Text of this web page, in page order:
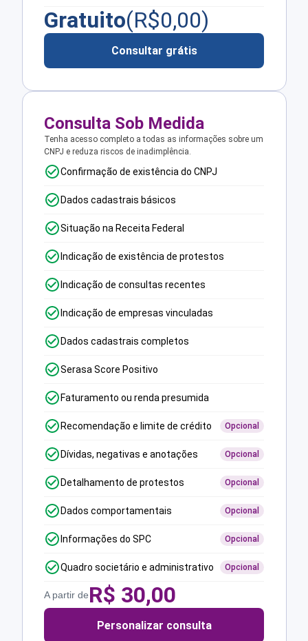
Gratuito(R$0,00)
Consultar grátis
Consulta Sob Medida
Tenha acesso completo a todas as informações sobre um
CNPJ e reduza riscos de inadimplência.
Confirmação de existência do CNPJ
Dados cadastrais básicos
Situação na Receita Federal
Indicação de existência de protestos
Indicação de consultas recentes
Indicação de empresas vinculadas
Dados cadastrais completos
Serasa Score Positivo
Faturamento ou renda presumida
Recomendação e limite de crédito Opcional
Dívidas, negativas e anotações Opcional
Detalhamento de protestos Opcional
Dados comportamentais Opcional
Informações do SPC Opcional
Quadro societário e administrativo Opcional
A partir deR$ 30,00
Personalizar consulta